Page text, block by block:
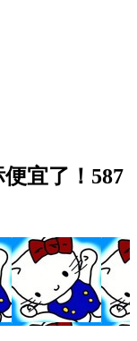
宜了！587